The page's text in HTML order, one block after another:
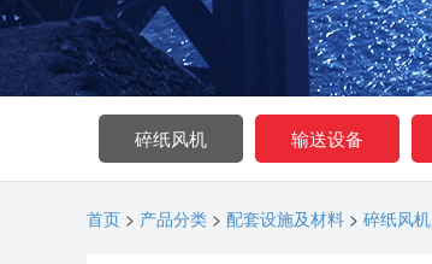
ABOUT US
关于我们
碎纸风机 输送设备
首页 > 产品分类 > 配套设施及材料 > 碎纸风机